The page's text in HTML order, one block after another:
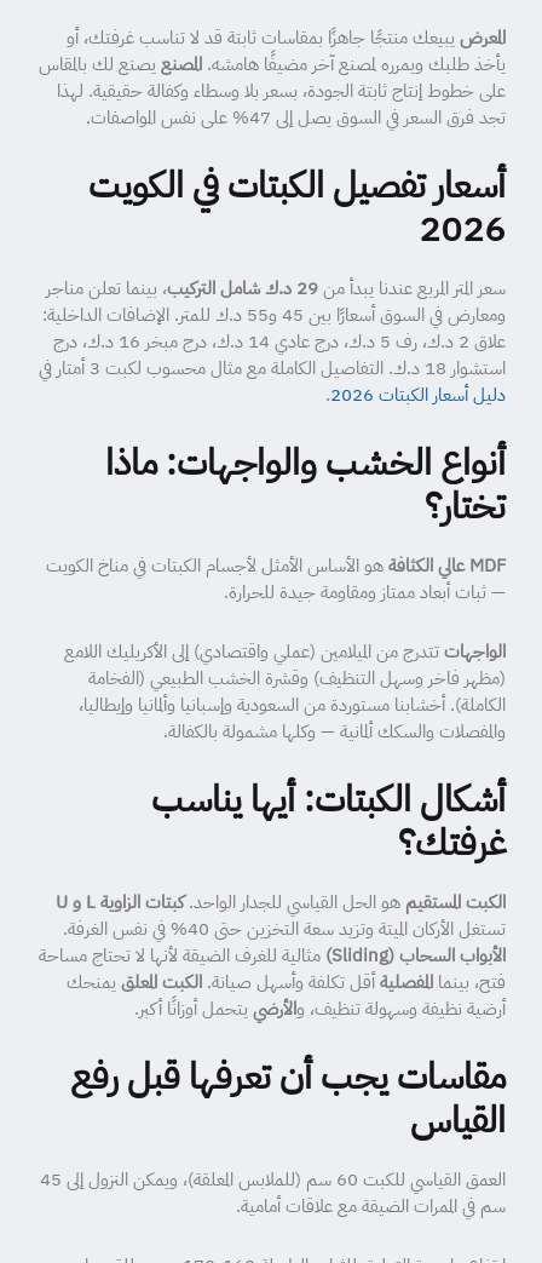
المعرض يبيعك منتجًا جاهزًا بمقاسات ثابتة قد لا تناسب غرفتك، أو
يأخذ طلبك ويمرره لمصنع آخر مضيفًا هامشه. المصنع يصنع لك بالمقاس
على خطوط إنتاج ثابتة الجودة، بسعر بلا وسطاء وكفالة حقيقية. لهذا
تجد فرق السعر في السوق يصل إلى 47% على نفس المواصفات.
أسعار تفصيل الكبتات في الكويت
2026
سعر المتر المربع عندنا يبدأ من29 د.ك شامل التركيب
، بينما تعلن مناجر
ومعارض في السوق أسعارًا بين 45 و55 د.ك للمتر. الإضافات الداخلية:
علاق 2 د.ك، رف 5 د.ك، درج عادي 14 د.ك، درج مبخر 16 د.ك، درج
استشوار 18 د.ك. التفاصيل الكاملة مع مثال محسوب لكبت 3 أمتار في
دليل أسعار الكبتات 2026
.
أنواع الخشب والواجهات: ماذا
تختار؟
MDF عالي الكثافة
هو الأساس الأمثل لأجسام الكبتات في مناخ الكويت
— ثبات أبعاد ممتاز ومقاومة جيدة للحرارة.
الواجهاتتتدرج من الميلامين (عملي واقتصادي) إلى الأكريليك اللامع
(مظهر فاخر وسهل التنظيف) وقشرة الخشب الطبيعي (الفخامة
الكاملة). أخشابنا مستوردة من السعودية وإسبانيا وألمانيا وإيطاليا،
والمفصلات والسكك ألمانية — وكلها مشمولة بالكفالة.
أشكال الكبتات: أيها يناسب
غرفتك؟
الكبت المستقيم هو الحل القياسي للجدار الواحد.كبتات الزاوية L و U
تستغل الأركان الميتة وتزيد سعة التخزين حتى 40% في نفس الغرفة.
الأبواب السحاب (Sliding)
مثالية للغرف الضيقة لأنها لا تحتاج مساحة
فتح، بينما المفصليةأقل تكلفة وأسهل صيانة. الكبت المعلق يمنحك
أرضية نظيفة وسهولة تنظيف، والأرضي يتحمل أوزانًا أكبر.
مقاسات يجب أن تعرفها قبل رفع
القياس
العمق القياسي للكبت 60 سم (للملابس المعلقة)، ويمكن النزول إلى 45
سم في الممرات الضيقة مع علاقات أمامية.